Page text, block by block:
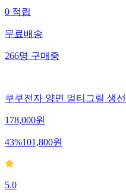
0 적립
무료배송
266명 구매중
쿠쿠전자 양면 멀티그릴 생
178,000원
43%101,800원
5.0